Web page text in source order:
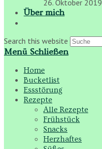
26. Oktober 2019
Über mich
Search this website
Menü Schließen
Home
Bucketlist
Essstörung
Rezepte
Alle Rezepte
Frühstück
Snacks
Herzhaftes